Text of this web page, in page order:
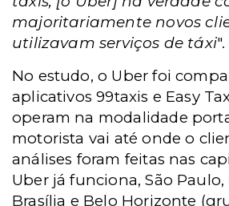
majoritariamente novos
utilizavam serviços de táxi".
No estudo, o Uber foi
aplicativos 99taxis e Easy
operam na modalidade
motorista vai até onde o
análises foram feitas nas
Uber já funciona, São Paulo,
Brasília e Belo Horizonte